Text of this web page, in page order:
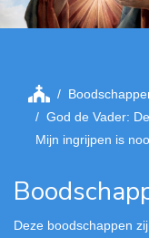
God de Vader:
Mijn ingrijpen is
Deze boodschappen